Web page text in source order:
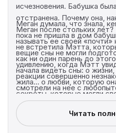
исчезновения. Бабушка
отстранена. Почему она,
Меган после стольких
называть ее своей
вещие сны не могли
удивлению, когда Мэтт
реакции совершенно
смотрели на нее с
Меган думала, что знала,
пока не пришла в дом
не встретила Мэтта,
как ни один парень до
начала видеть сны: о
жила… о любви, которую
секреты, которые могли
Читать